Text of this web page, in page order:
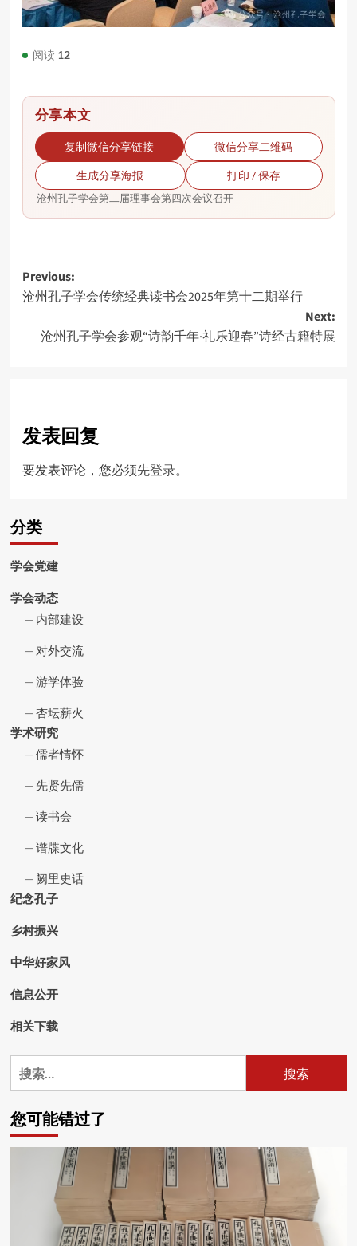
阅读 12
分享本文
复制微信分享链接 微信分享二维码
生成分享海报 打印 / 保存
沧州孔子学会第二届理事会第四次会议召开
Post
navigation
Previous:
沧州孔子学会传统经典读书会2025年第十二期举行
Next:
沧州孔子学会参观“诗韵千年·礼乐迎春”诗经古籍特展
发表回复
要发表评论，您必须先登录。
分类
学会党建
学会动态
内部建设
对外交流
游学体验
杏坛薪火
学术研究
儒者情怀
先贤先儒
读书会
谱牒文化
阙里史话
纪念孔子
乡村振兴
中华好家风
信息公开
相关下载
搜
索：
您可能错过了